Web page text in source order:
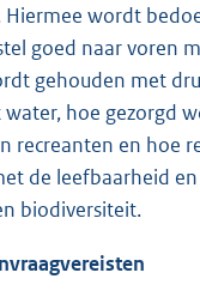
wordt
goed naar voren
gehouden met
water, hoe gezorgd
recreanten en hoe
de leefbaarheid
biodiversiteit.